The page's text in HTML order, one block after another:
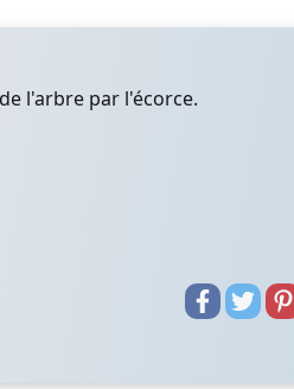
l'arbre par l'écorce.